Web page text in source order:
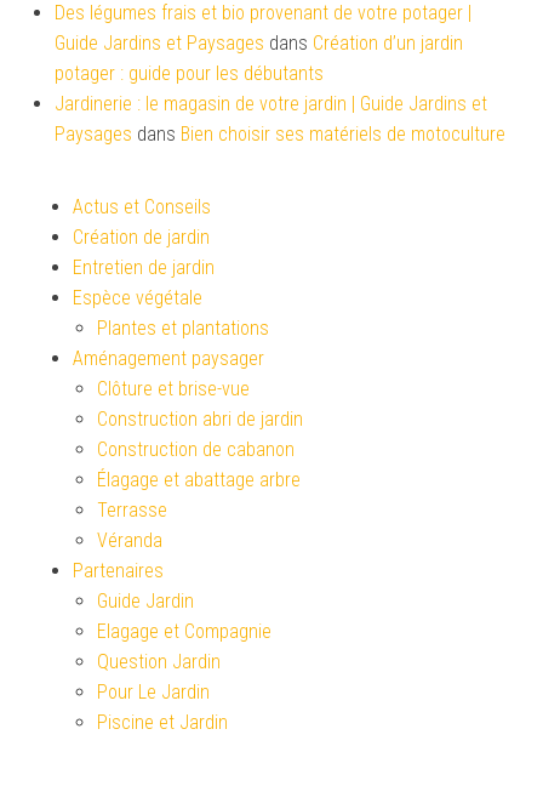
Des légumes frais et bio provenant de votre potager |
Guide Jardins et Paysages dans Création d’un jardin
potager : guide pour les débutants
Jardinerie : le magasin de votre jardin | Guide Jardins et
Paysages dans Bien choisir ses matériels de motoculture
Actus et Conseils
Création de jardin
Entretien de jardin
Espèce végétale
Plantes et plantations
Aménagement paysager
Clôture et brise-vue
Construction abri de jardin
Construction de cabanon
Élagage et abattage arbre
Terrasse
Véranda
Partenaires
Guide Jardin
Elagage et Compagnie
Question Jardin
Pour Le Jardin
Piscine et Jardin